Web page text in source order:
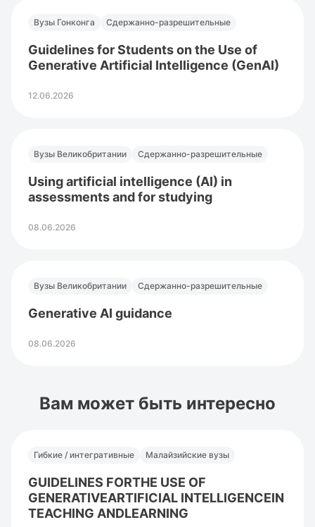
Вузы Гонконга Сдержанно-разрешительные
Guidelines for Students on the Use of
Generative Artificial Intelligence (GenAI)
12.06.2026
Вузы Великобритании Сдержанно-разрешительные
Using artificial intelligence (AI) in
assessments and for studying
08.06.2026
Вузы Великобритании Сдержанно-разрешительные
Generative AI guidance
08.06.2026
Вам может быть интересно
Гибкие / интегративные Малайзийские вузы
GUIDELINES FORTHE USE OF
GENERATIVEARTIFICIAL INTELLIGENCEIN
TEACHING ANDLEARNING